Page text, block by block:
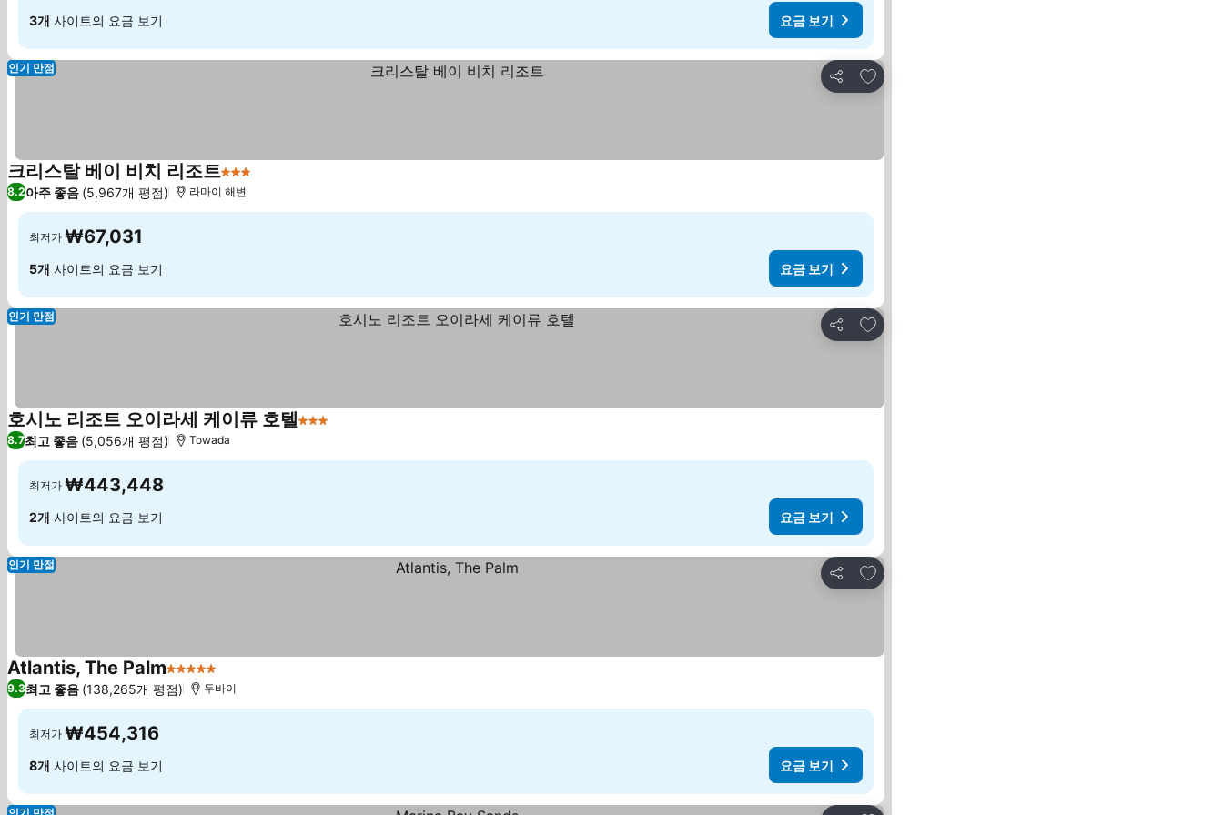
3개 사이트의 요금 보기 요금 보기
공유
즐겨찾기에 추가
인기 만점
크리스탈 베이 비치 리조트3 성급
8.2아주 좋음 (5,967개 평점) 라마이 해변
최저가 ₩67,031
5개 사이트의 요금 보기 요금 보기
공유
즐겨찾기에 추가
인기 만점
호시노 리조트 오이라세 케이류 호텔3 성급
8.7최고 좋음 (5,056개 평점) Towada
최저가 ₩443,448
2개 사이트의 요금 보기 요금 보기
공유
즐겨찾기에 추가
인기 만점
Atlantis, The Palm5 성급
9.3최고 좋음 (138,265개 평점) 두바이
최저가 ₩454,316
8개 사이트의 요금 보기 요금 보기